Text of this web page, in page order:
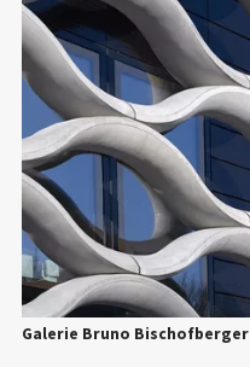
Galerie Bruno Bischofberger